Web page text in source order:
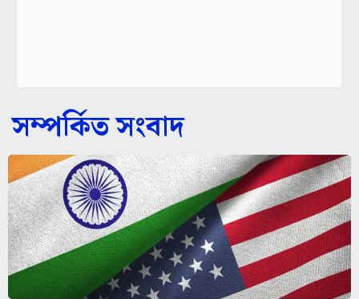
সম্পর্কিত সংবাদ